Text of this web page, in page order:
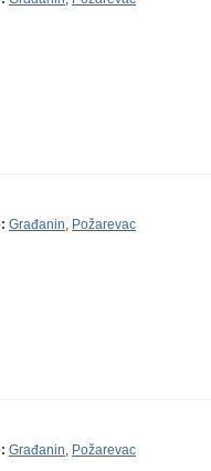
Građanin, Požarevac
Građanin, Požarevac